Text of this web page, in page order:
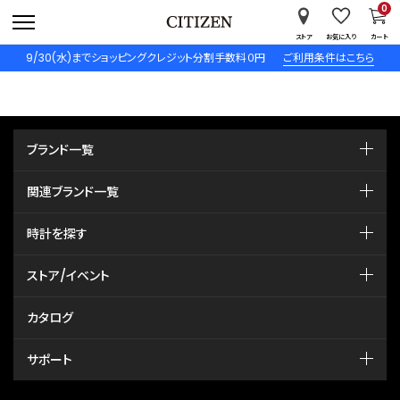
9/30(水)までショッピングクレジット分割手数料０円 ご利用条件はこちら
ストア お気に入り カート
0
ブランド一覧
関連ブランド一覧
時計を探す
ストア/イベント
カタログ
サポート